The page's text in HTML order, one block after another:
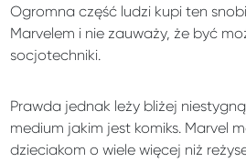
Ogromna część ludzi kupi ten
Marvelem i nie zauważy, że być
socjotechniki.
Prawda jednak leży bliżej
medium jakim jest komiks. Marvel
dzieciakom o wiele więcej niż